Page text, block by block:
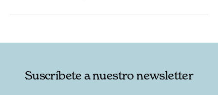
Suscríbete a nuestro newsletter